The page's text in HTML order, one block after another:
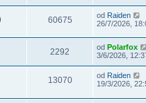
60675 od Raiden
26/7/2026,
2292 od Polarfox
3/6/2026,
13070 od Raiden
19/3/2026,